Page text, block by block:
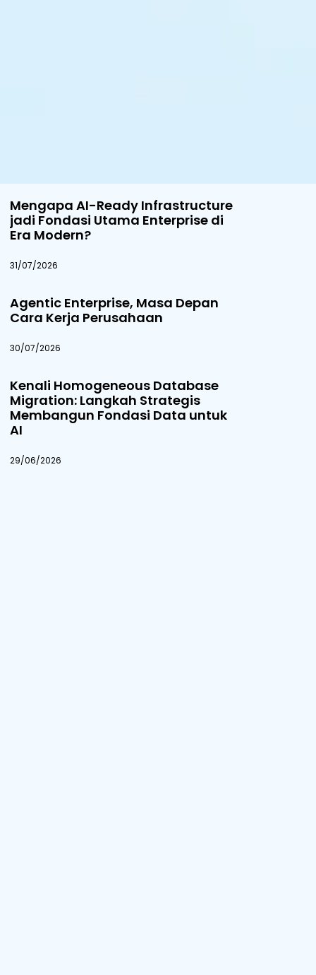
Mengapa AI-Ready Infrastructure
jadi Fondasi Utama Enterprise di
Era Modern?
31/07/2026
Agentic Enterprise, Masa Depan
Cara Kerja Perusahaan
30/07/2026
Kenali Homogeneous Database
Migration: Langkah Strategis
Membangun Fondasi Data untuk
AI
29/06/2026